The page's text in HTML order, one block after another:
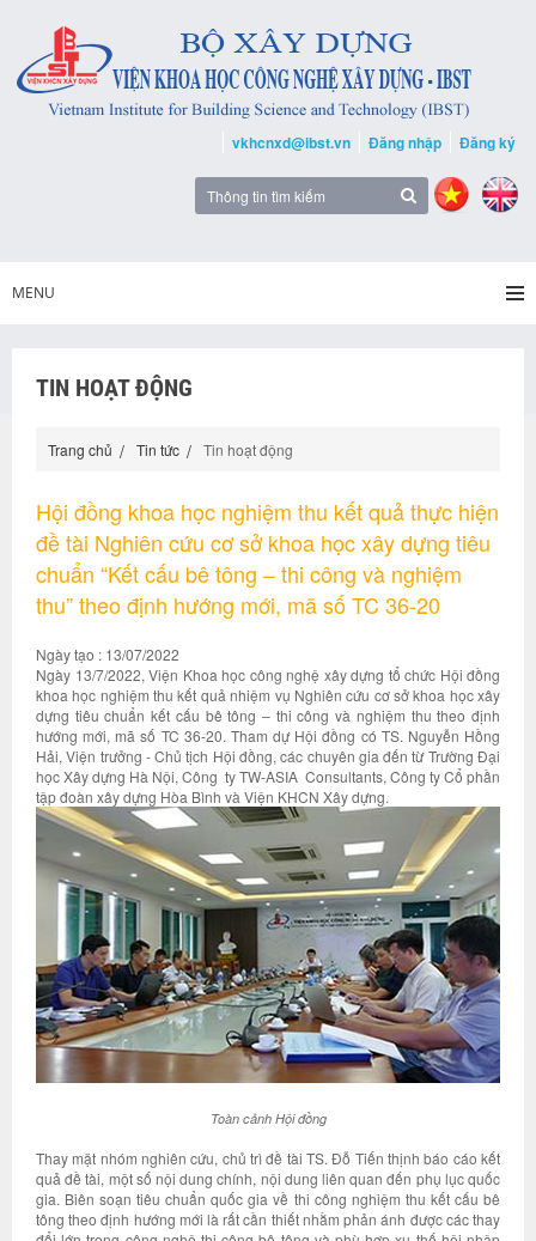
vkhcnxd@ibst.vn Đăng nhập Đăng ký
MENU
TIN HOẠT ĐỘNG
Trang chủ Tin tức Tin hoạt động
Hội đồng khoa học nghiệm thu kết quả thực hiện
đề tài Nghiên cứu cơ sở khoa học xây dựng tiêu
chuẩn “Kết cấu bê tông – thi công và nghiệm
thu” theo định hướng mới, mã số TC 36-20
Ngày tạo : 13/07/2022
Ngày 13/7/2022, Viện Khoa học công nghệ xây dựng tổ chức Hội đồng
khoa học nghiệm thu kết quả nhiệm vụ Nghiên cứu cơ sở khoa học xây
dựng tiêu chuẩn kết cấu bê tông – thi công và nghiệm thu theo định
hướng mới, mã số TC 36-20. Tham dự Hội đồng có TS. Nguyễn Hồng
Hải, Viện trưởng - Chủ tịch Hội đồng, các chuyên gia đến từ Trường Đại
học Xây dựng Hà Nội, Công ty TW-ASIA Consultants, Công ty Cổ phần
tập đoàn xây dựng Hòa Bình và Viện KHCN Xây dựng.
Toàn cảnh Hội đồng
Thay mặt nhóm nghiên cứu, chủ trì đề tài TS. Đỗ Tiến thịnh báo cáo kết
quả đề tài, một số nội dung chính, nội dung liên quan đến phụ lục quốc
gia. Biên soạn tiêu chuẩn quốc gia về thi công nghiệm thu kết cấu bê
tông theo định hướng mới là rất cần thiết nhằm phản ánh được các thay